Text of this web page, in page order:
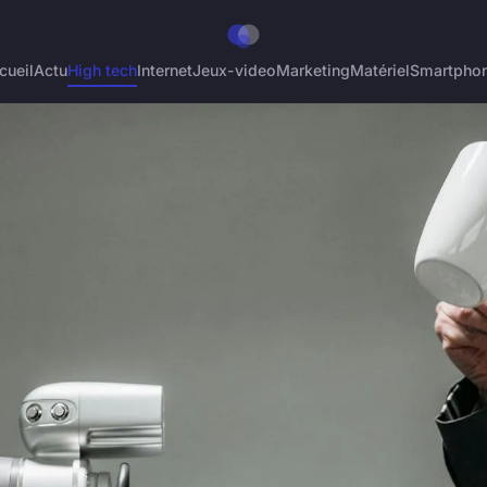
ActuHigh techInternetJeux-videoMarketingMatériel